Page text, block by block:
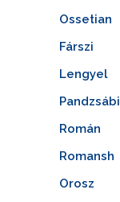
Ossetian
Fárszi
Lengyel
Pandzsábi
Román
Romansh
Orosz